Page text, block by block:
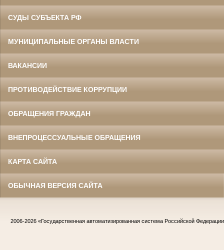
СУДЫ СУБЪЕКТА РФ
МУНИЦИПАЛЬНЫЕ ОРГАНЫ ВЛАСТИ
ВАКАНСИИ
ПРОТИВОДЕЙСТВИЕ КОРРУПЦИИ
ОБРАЩЕНИЯ ГРАЖДАН
ВНЕПРОЦЕССУАЛЬНЫЕ ОБРАЩЕНИЯ
КАРТА САЙТА
ОБЫЧНАЯ ВЕРСИЯ САЙТА
2006-2026 «Государственная автоматизированная система Российской